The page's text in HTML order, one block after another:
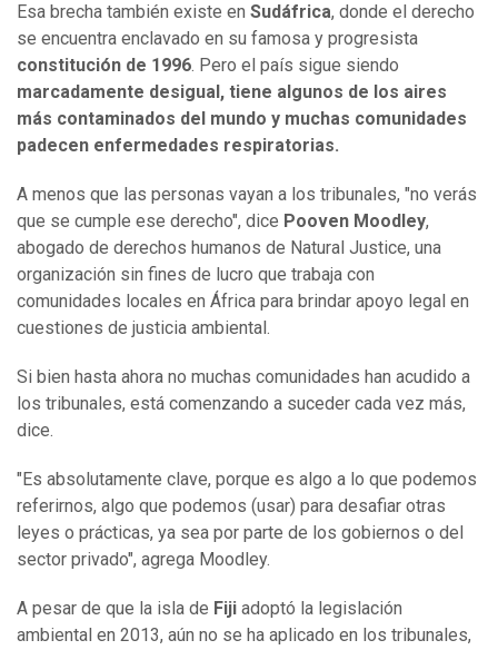
Esa brecha también existe en Sudáfrica, donde el derecho
se encuentra enclavado en su famosa y progresista
constitución de 1996. Pero el país sigue siendo
marcadamente desigual, tiene algunos de los aires
más contaminados del mundo y muchas comunidades
padecen enfermedades respiratorias.
A menos que las personas vayan a los tribunales, "no verás
que se cumple ese derecho", dice Pooven Moodley,
abogado de derechos humanos de Natural Justice, una
organización sin fines de lucro que trabaja con
comunidades locales en África para brindar apoyo legal en
cuestiones de justicia ambiental.
Si bien hasta ahora no muchas comunidades han acudido a
los tribunales, está comenzando a suceder cada vez más,
dice.
"Es absolutamente clave, porque es algo a lo que podemos
referirnos, algo que podemos (usar) para desafiar otras
leyes o prácticas, ya sea por parte de los gobiernos o del
sector privado", agrega Moodley.
A pesar de que la isla de Fiji adoptó la legislación
ambiental en 2013, aún no se ha aplicado en los tribunales,